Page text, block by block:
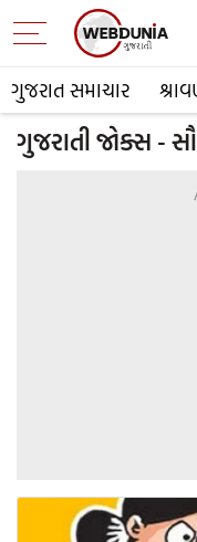
ગુજરાત સમાચાર
ગુજરાતી જોક્સ -